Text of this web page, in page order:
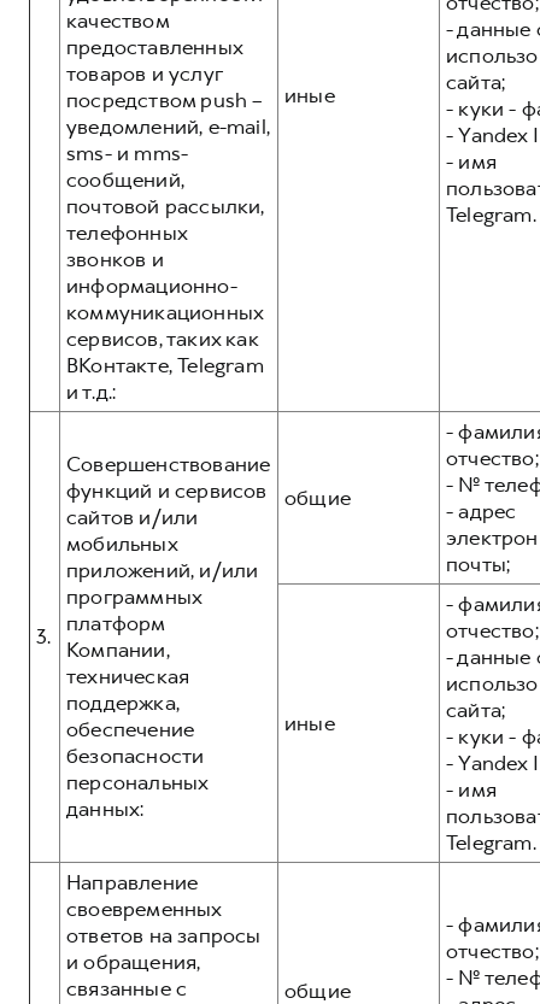
качеством
предоставленных
товаров и услуг
посредством push –
уведомлений, e-mail,
sms- и mms-
сообщений,
почтовой рассылки,
телефонных
звонков и
информационно-
коммуникационных
сервисов, таких как
ВКонтакте, Telegram
и т.д.:
иные
- данные
сайта;
- куки -
- Yandex
- имя
Telegram.
3.
Совершенствование
функций и сервисов
сайтов и/или
мобильных
приложений, и/или
программных
платформ
Компании,
техническая
поддержка,
обеспечение
безопасности
персональных
данных:
общие
-
отчество;
- №
- адрес
почты;
иные
-
отчество;
- данные
сайта;
- куки -
- Yandex
- имя
Telegram.
Направление
своевременных
ответов на запросы
и обращения,
связанные с
общие
-
отчество;
- №